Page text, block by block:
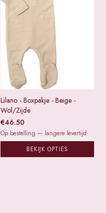
Lilano - Boxpakje - Beige -
Wol/Zijde
€46.50
Op bestelling — langere levertijd
BEKIJK OPTIES